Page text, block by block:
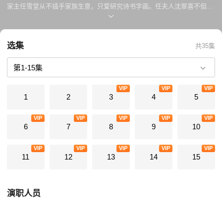
家主任雪堂从不插手家族生意，只爱研究诗书字画。任夫人沈翠喜不但刺
绣了得，更善于经营管理，是任家真正的当家主母。任、沈二人成婚多
救任家的重任，幸有曾宝琴相助，在经历了千万坎坷挫折后，终于洗清冤
屈，回归往日的平静。
选集 共35集
1 2 3
VIP
4
VIP
5
VIP
6
VIP
7
VIP
8
VIP
9
VIP
10
VIP
11
VIP
12
VIP
13
VIP
14
VIP
15
VIP
演职人员